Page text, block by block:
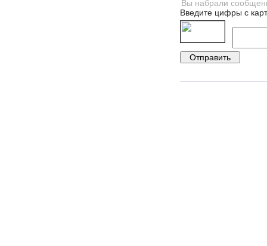
Введите цифры с